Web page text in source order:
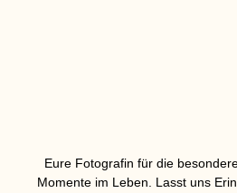
Eure Fotografin für die
Momente im Leben. Lasst uns